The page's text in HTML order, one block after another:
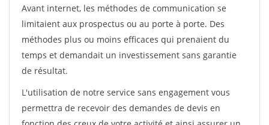
Avant internet, les méthodes de communication se
limitaient aux prospectus ou au porte à porte. Des
méthodes plus ou moins efficaces qui prenaient du
temps et demandait un investissement sans garantie
de résultat.
L'utilisation de notre service sans engagement vous
permettra de recevoir des demandes de devis en